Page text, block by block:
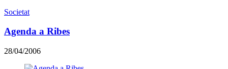
Societat
Agenda a Ribes
28/04/2006